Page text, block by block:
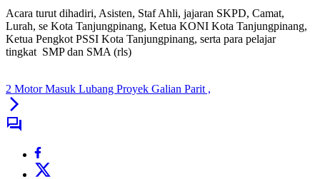
Acara turut dihadiri, Asisten, Staf Ahli, jajaran SKPD, Camat,
Lurah, se Kota Tanjungpinang, Ketua KONI Kota Tanjungpinang,
Ketua Pengkot PSSI Kota Tanjungpinang, serta para pelajar
tingkat SMP dan SMA (rls)
2 Motor Masuk Lubang Proyek Galian Parit ,